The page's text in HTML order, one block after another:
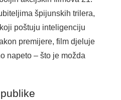
špijunskih trilera,
poštuju inteligenciju
premijere, film djeluje
napeto – što je možda